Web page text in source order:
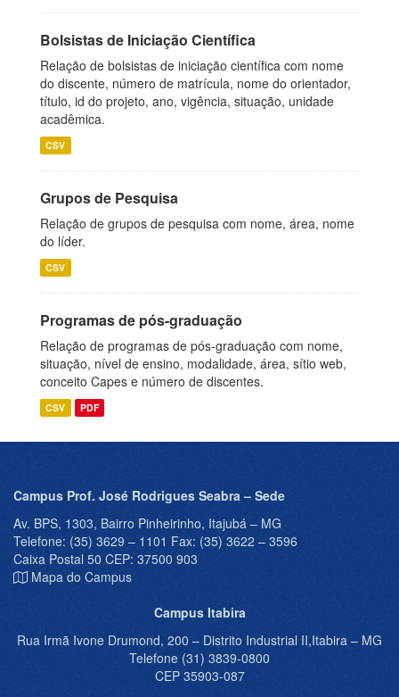
Bolsistas de Iniciação Científica
Relação de bolsistas de iniciação científica com nome
do discente, número de matrícula, nome do orientador,
título, id do projeto, ano, vigência, situação, unidade
acadêmica.
CSV
Grupos de Pesquisa
Relação de grupos de pesquisa com nome, área, nome
do líder.
CSV
Programas de pós-graduação
Relação de programas de pós-graduação com nome,
situação, nível de ensino, modalidade, área, sítio web,
conceito Capes e número de discentes.
CSV PDF
Campus Prof. José Rodrigues Seabra – Sede
Av. BPS, 1303, Bairro Pinheirinho, Itajubá – MG
Telefone: (35) 3629 – 1101 Fax: (35) 3622 – 3596
Caixa Postal 50 CEP: 37500 903
Mapa do Campus
Campus Itabira
Rua Irmã Ivone Drumond, 200 – Distrito Industrial II,Itabira – MG
Telefone (31) 3839-0800
CEP 35903-087